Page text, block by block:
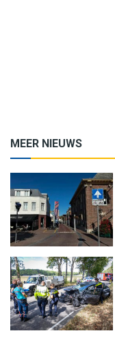
MEER NIEUWS